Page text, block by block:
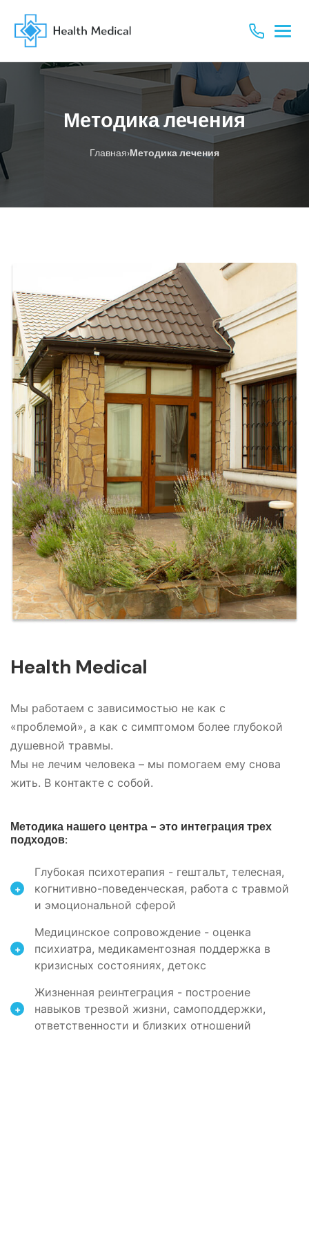
Методика лечения
Главная›Методика лечения
Health Medical
Мы работаем с зависимостью не как с
«проблемой», а как с симптомом более глубокой
душевной травмы.
Мы не лечим человека – мы помогаем ему снова
жить. В контакте с собой.
Методика нашего центра - это интеграция трех
подходов:
+
Глубокая психотерапия - гештальт, телесная,
когнитивно-поведенческая, работа с травмой
и эмоциональной сферой
+
Медицинское сопровождение - оценка
психиатра, медикаментозная поддержка в
кризисных состояниях, детокс
+
Жизненная реинтеграция - построение
навыков трезвой жизни, самоподдержки,
ответственности и близких отношений